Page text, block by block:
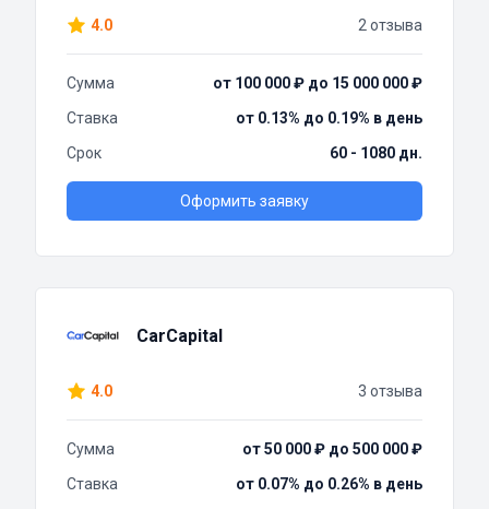
4.0 2 отзыва
Сумма
от 100 000 ₽ до 15 000 000 ₽
Ставка
от 0.13% до 0.19% в день
Срок
60 - 1080 дн.
Оформить заявку
CarCapital
4.0 3 отзыва
Сумма
от 50 000 ₽ до 500 000 ₽
Ставка
от 0.07% до 0.26% в день